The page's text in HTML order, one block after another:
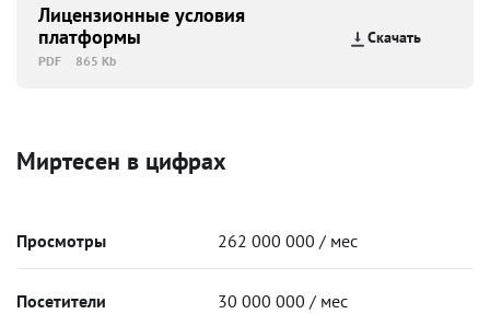
Лицензионные условия
платформы
PDF 865 Kb
Скачать
Миртесен в цифрах
Просмотры 262 000 000 / мес
Посетители 30 000 000 / мес